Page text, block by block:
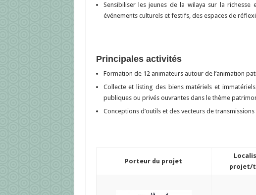
Sensibiliser les jeunes de la wilaya sur la
événements culturels et festifs, des espaces de
Principales activités
Formation de 12 animateurs autour de l’animation
Collecte et listing des biens matériels et
publiques ou privés ouvrantes dans le thème
Conceptions d’outils et des vecteurs de
Porteur du projet
projet/